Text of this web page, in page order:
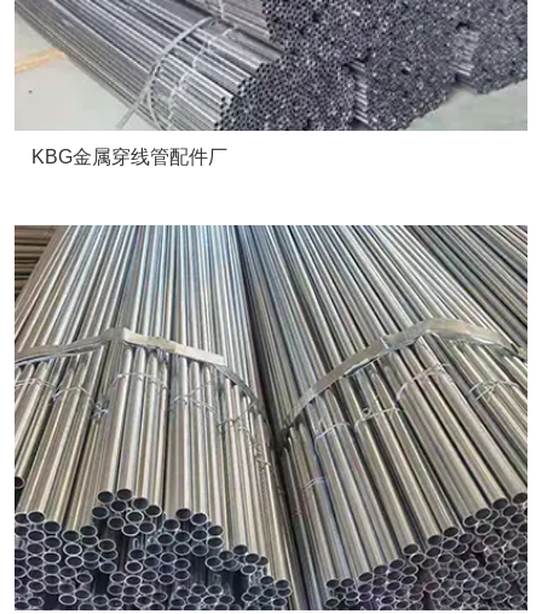
KBG金属穿线管配件厂